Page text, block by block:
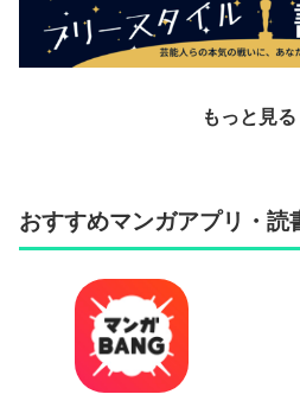
もっと見る
おすすめマンガアプリ・読